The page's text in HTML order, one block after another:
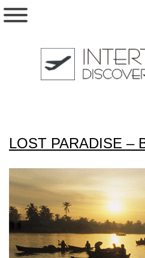
LOST PARADISE –